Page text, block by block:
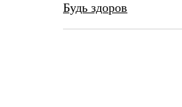
Будь здоров